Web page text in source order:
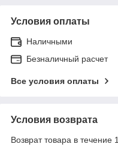
Условия оплаты
Наличными
Безналичный расчет
Все условия оплаты
Условия возврата
Возврат товара в течение